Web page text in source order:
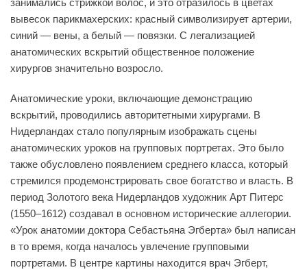
занимались стрижкой волос, и это отразилось в цветах
вывесок парикмахерских: красный символизирует артерии,
синий — вены, а белый — повязки. С легализацией
анатомических вскрытий общественное положение
хирургов значительно возросло.
Анатомические уроки, включающие демонстрацию
вскрытий, проводились авторитетными хирургами. В
Нидерландах стало популярным изображать сцены
анатомических уроков на групповых портретах. Это было
также обусловлено появлением среднего класса, который
стремился продемонстрировать свое богатство и власть. В
период Золотого века Нидерландов художник Арт Питерс
(1550–1612) создавал в основном исторические аллегории.
«Урок анатомии доктора Себастьяна Эгберта» был написан
в то время, когда началось увлечение групповыми
портретами. В центре картины находится врач Эгберт,